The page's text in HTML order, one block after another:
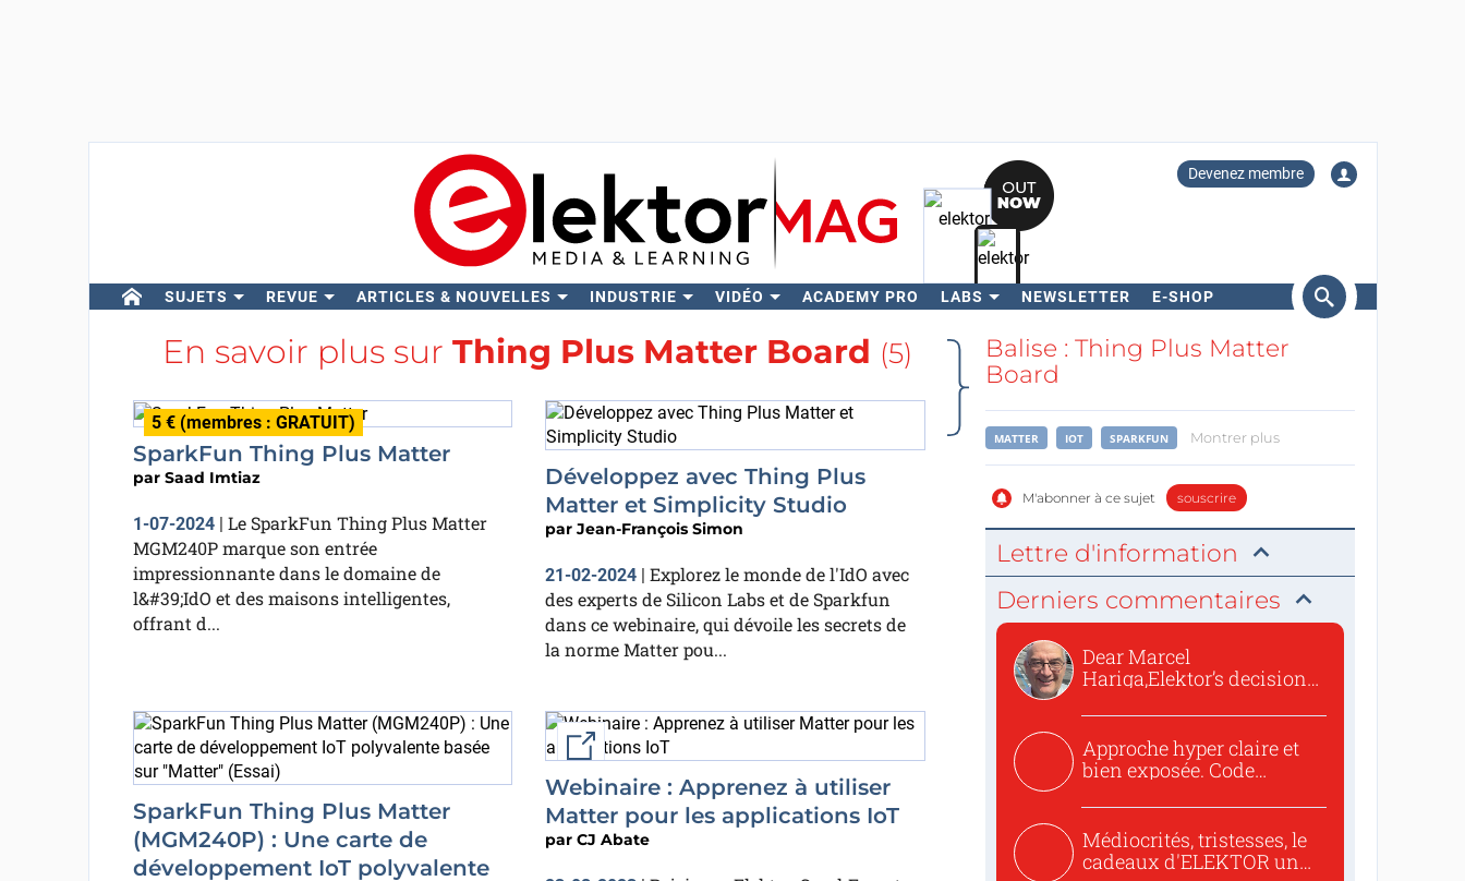
Devenez membre
SUJETS REVUE ARTICLES & NOUVELLES INDUSTRIE VIDÉO ACADEMY PRO LABS NEWSLETTER E-SHOP
Rechercher
En savoir plus sur Thing Plus Matter Board (5)
5 € (membres : GRATUIT)
SparkFun Thing Plus Matter
par Saad Imtiaz
1-07-2024| Le SparkFun Thing Plus Matter
MGM240P marque son entrée
impressionnante dans le domaine de
l&#39;IdO et des maisons intelligentes,
offrant d...
Développez avec Thing Plus
Matter et Simplicity Studio
par Jean-François Simon
21-02-2024 | Explorez le monde de l'IdO avec
des experts de Silicon Labs et de Sparkfun
dans ce webinaire, qui dévoile les secrets de
la norme Matter pou...
SparkFun Thing Plus Matter
(MGM240P) : Une carte de
développement IoT polyvalente
External link
Webinaire : Apprenez à utiliser
Matter pour les applications IoT
par CJ Abate
Balise : Thing Plus Matter
Board
MATTER IOT SPARKFUN Montrer plus
M'abonner à ce sujet souscrire
Lettre d'information
Derniers commentaires
Dear Marcel
Hariga,Elektor’s decision
Approche hyper claire et
bien exposée. Code
Médiocrités, tristesses, le
cadeaux d'ELEKTOR un